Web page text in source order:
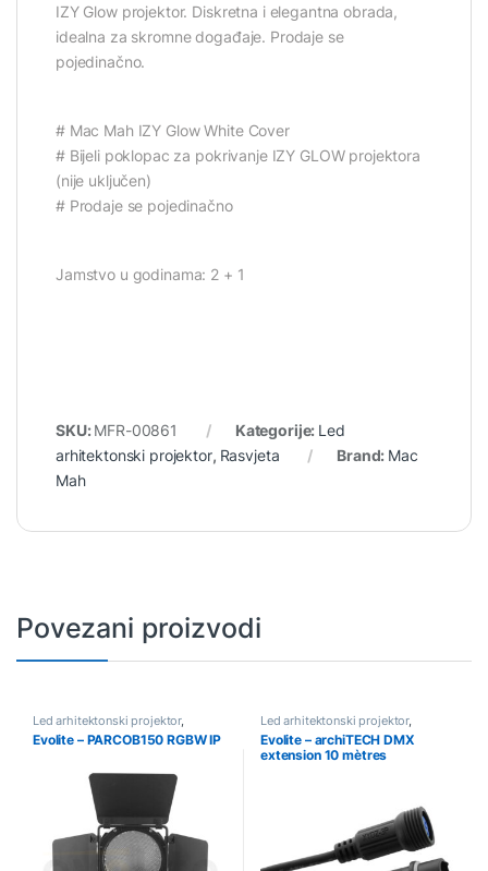
IZY Glow projektor. Diskretna i elegantna obrada,
idealna za skromne događaje. Prodaje se
pojedinačno.
# Mac Mah IZY Glow White Cover
# Bijeli poklopac za pokrivanje IZY GLOW projektora
(nije uključen)
# Prodaje se pojedinačno
Jamstvo u godinama: 2 + 1
SKU:MFR-00861 Kategorije: Led
arhitektonski projektor, Rasvjeta Brand: Mac
Mah
Povezani proizvodi
Led arhitektonski projektor,
Rasvjeta
Evolite – PARCOB150 RGBW IP
Led arhitektonski projektor,
Rasvjeta
Evolite – archiTECH DMX
extension 10 mètres